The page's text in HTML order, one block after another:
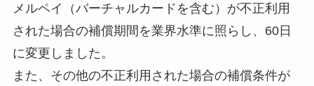
メルペイ（バーチャルカードを含む）が不正利用
された場合の補償期間を業界水準に照らし、60日
に変更しました。
また、その他の不正利用された場合の補償条件が